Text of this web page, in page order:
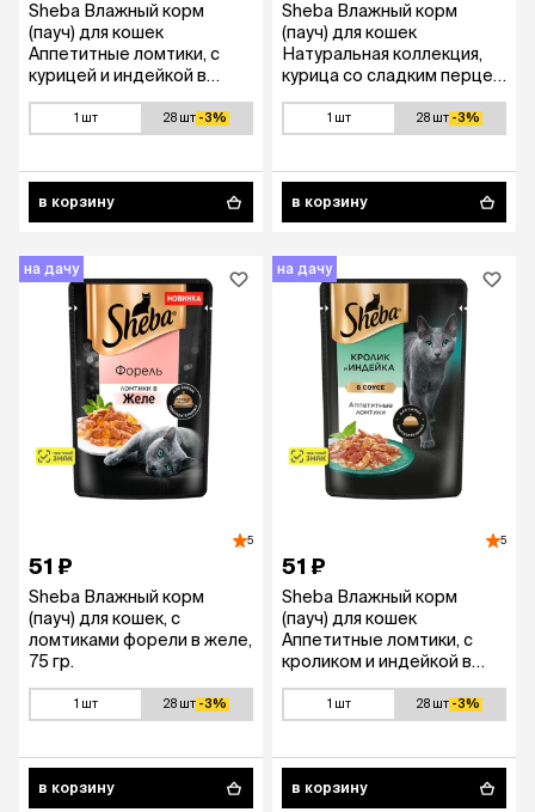
Sheba Влажный корм
(пауч) для кошек
Аппетитные ломтики, с
курицей и индейкой в
соусе, 75 гр.
1 шт 28 шт -3%
в корзину
Sheba Влажный корм
(пауч) для кошек
Натуральная коллекция,
курица со сладким перцем
и морковью в соусе, 75 гр.
1 шт 28 шт -3%
в корзину
на дачу
5
51 ₽
Sheba Влажный корм
(пауч) для кошек, с
ломтиками форели в желе,
75 гр.
1 шт 28 шт -3%
в корзину
на дачу
5
51 ₽
Sheba Влажный корм
(пауч) для кошек
Аппетитные ломтики, с
кроликом и индейкой в
соусе, 75 гр.
1 шт 28 шт -3%
в корзину